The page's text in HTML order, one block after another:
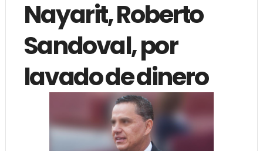
Nayarit, Roberto
Sandoval, por
lavado de dinero